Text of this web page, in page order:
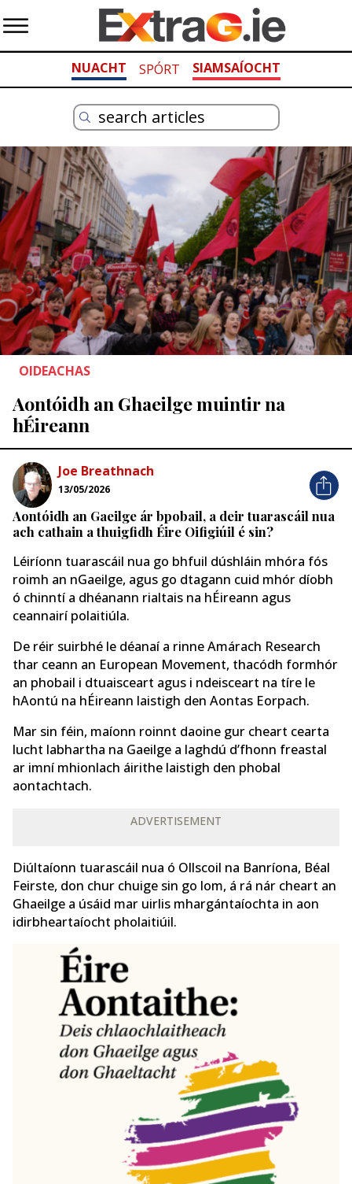
NUACHT SPÓRT SIAMSAÍOCHT
OIDEACHAS
Aontóidh an Ghaeilge muintir na
hÉireann
Joe Breathnach
13/05/2026
Aontóidh an Gaeilge ár bpobail, a deir tuarascáil nua
ach cathain a thuigfidh Éire Oifigiúil é sin?
Léiríonn tuarascáil nua go bhfuil dúshláin mhóra fós
roimh an nGaeilge, agus go dtagann cuid mhór díobh
ó chinntí a dhéanann rialtais na hÉireann agus
ceannairí polaitiúla.
De réir suirbhé le déanaí a rinne Amárach Research
thar ceann an European Movement, thacódh formhór
an phobail i dtuaisceart agus i ndeisceart na tíre le
hAontú na hÉireann laistigh den Aontas Eorpach.
Mar sin féin, maíonn roinnt daoine gur cheart cearta
lucht labhartha na Gaeilge a laghdú d’fhonn freastal
ar imní mhionlach áirithe laistigh den phobal
aontachtach.
ADVERTISEMENT
Diúltaíonn tuarascáil nua ó Ollscoil na Banríona, Béal
Feirste, don chur chuige sin go lom, á rá nár cheart an
Ghaeilge a úsáid mar uirlis mhargántaíochta in aon
idirbheartaíocht pholaitiúil.